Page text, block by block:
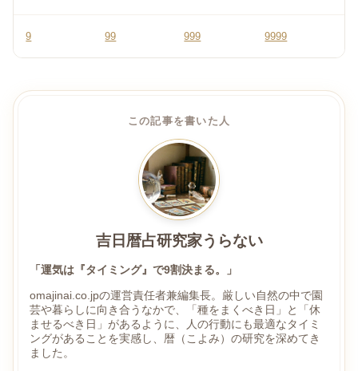
9 99 999 9999
この記事を書いた人
吉日暦占研究家うらない
「運気は『タイミング』で9割決まる。」
omajinai.co.jpの運営責任者兼編集長。厳しい自然の中で園
芸や暮らしに向き合うなかで、「種をまくべき日」と「休
ませるべき日」があるように、人の行動にも最適なタイミ
ングがあることを実感し、暦（こよみ）の研究を深めてき
ました。